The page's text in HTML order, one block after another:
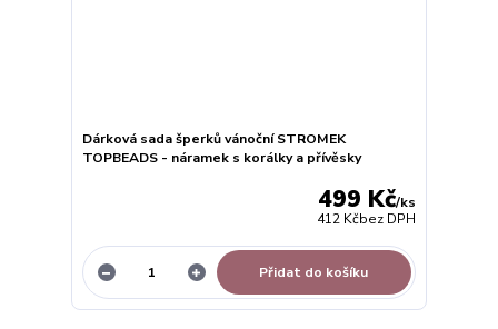
Dárková sada šperků vánoční STROMEK
TOPBEADS - náramek s korálky a přívěsky
499 Kč/ks
412 Kčbez DPH
Přidat do košíku